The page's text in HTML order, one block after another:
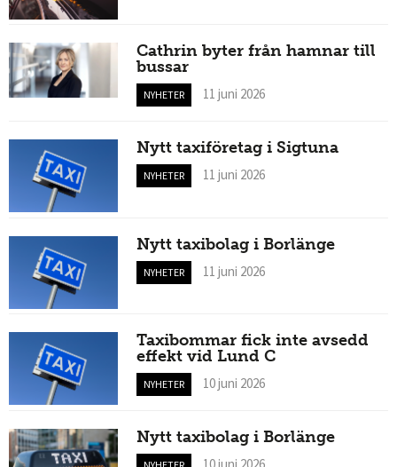
Cathrin byter från hamnar till
bussar
NYHETER 11 juni 2026
Nytt taxiföretag i Sigtuna
NYHETER 11 juni 2026
Nytt taxibolag i Borlänge
NYHETER 11 juni 2026
Taxibommar fick inte avsedd
effekt vid Lund C
NYHETER 10 juni 2026
Nytt taxibolag i Borlänge